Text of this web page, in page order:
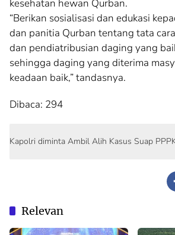
kesehatan hewan Qurban.
“Berikan sosialisasi dan edukasi
dan panitia Qurban tentang tata
dan pendiatribusian daging yang
sehingga daging yang diterima
keadaan baik,” tandasnya.
Dibaca: 294
Kapolri diminta Ambil Alih Kasus Suap
Relevan